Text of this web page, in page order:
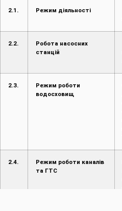
2.1. Режим діяльності
2.2.
Робота насосних
станцій
2.3.
Режим роботи
водосховищ
2.4.
Режим роботи каналів
та ГТС